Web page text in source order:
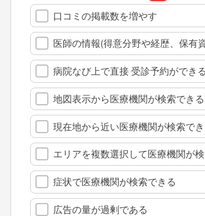
口コミの掲載数を増やす
医師の情報(得意分野や経歴、保有
病院なび上で直接 受診予約ができる
地図表示から医療機関が検索できる
現在地から近い医療機関が検索で
エリアを複数選択して医療機関が
症状で医療機関が検索できる
広告の量が過剰である